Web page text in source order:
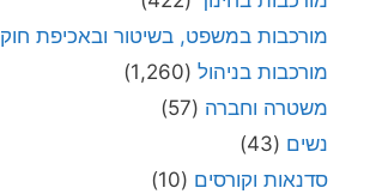
מורכבות במשפט, בשיטור ובאכיפת חוק
מורכבות בניהול (1,260)
משטרה וחברה (57)
נשים (43)
סדנאות וקורסים (10)